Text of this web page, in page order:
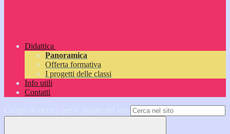
Didattica
Panoramica
Offerta formativa
I progetti delle classi
Info utili
Contatti